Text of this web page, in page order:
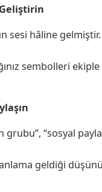
sesi hâline
sembolleri
“sosyal
geldiği